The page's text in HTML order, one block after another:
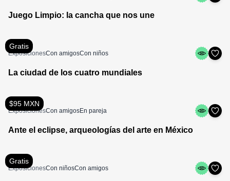
Juego Limpio: la cancha que nos une
Gratis
ExposicionesCon amigosCon niños
La ciudad de los cuatro mundiales
$95 MXN
ExposicionesCon amigosEn pareja
Ante el eclipse, arqueologías del arte en México
Gratis
ExposicionesCon niñosCon amigos